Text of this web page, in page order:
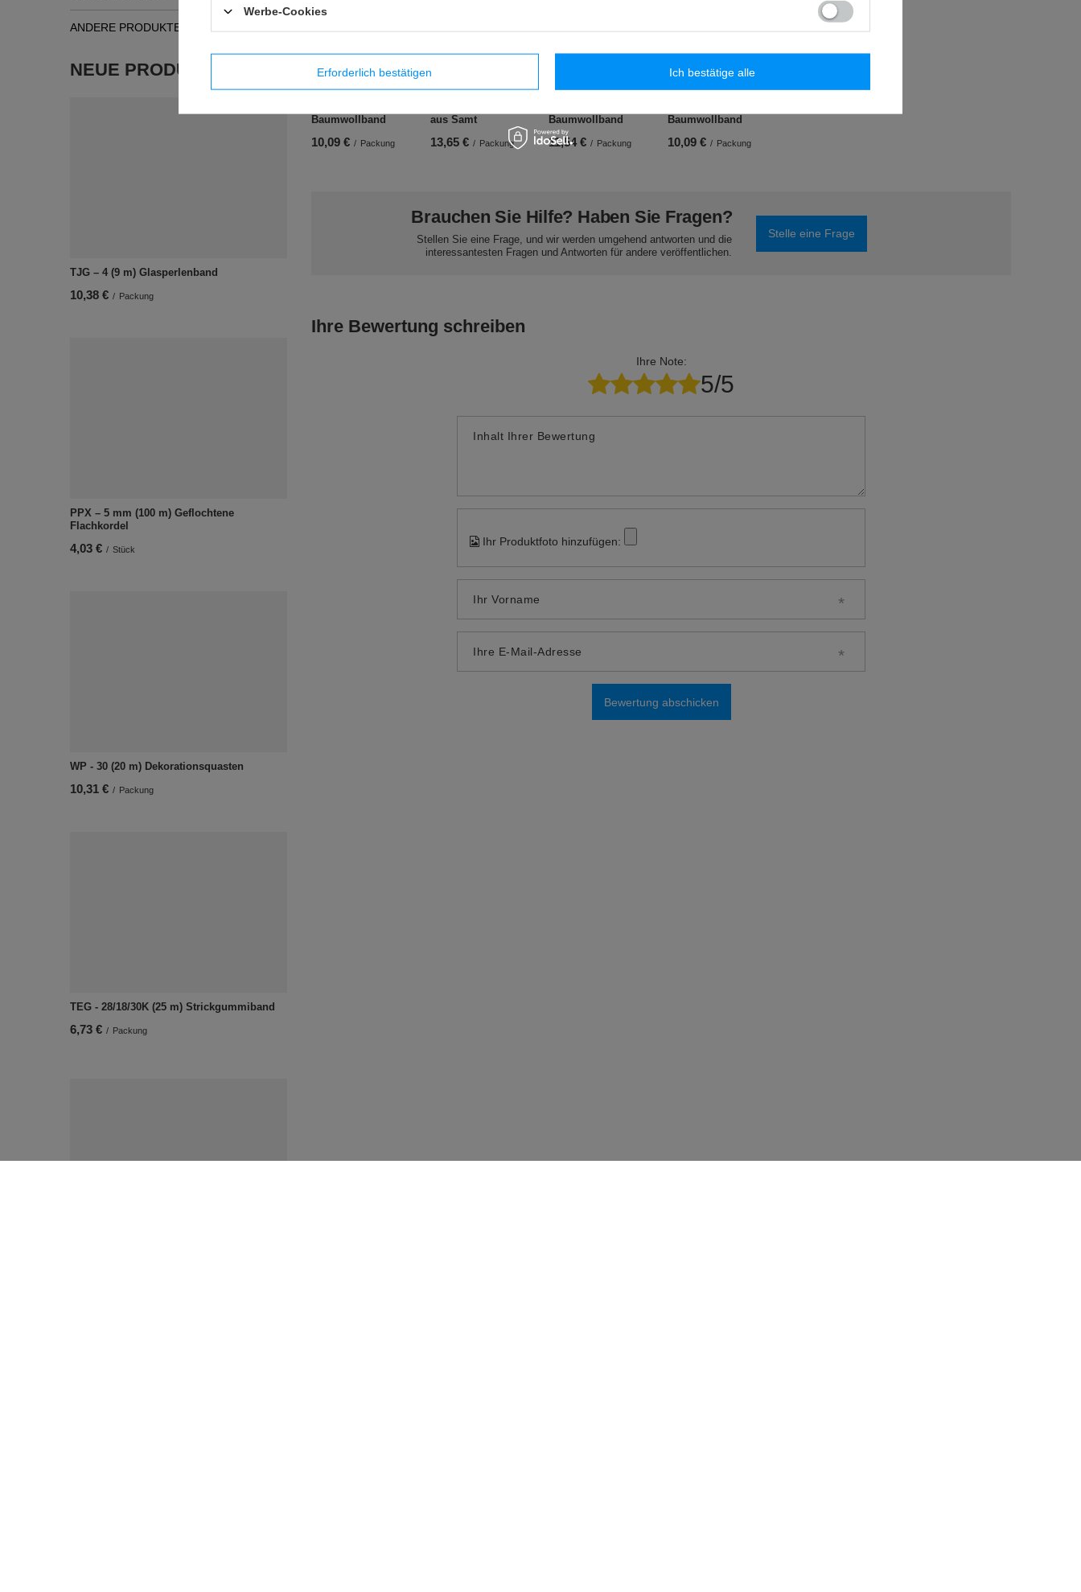
ANDERE PRODUKTE
NEUE PRODUKTE
TJG – 4 (9 m) Glasperlenband
10,38 € / Packung
PPX – 5 mm (100 m) Geflochtene
Flachkordel
4,03 € / Stück
WP - 30 (20 m) Dekorationsquasten
10,31 € / Packung
TEG - 28/18/30K (25 m) Strickgummiband
6,73 € / Packung
Baumwollband
10,09 € / Packung
aus Samt
13,65 € / Packung
Baumwollband
11,54 € / Packung
Baumwollband
10,09 € / Packung
Brauchen Sie Hilfe? Haben Sie Fragen?
Stellen Sie eine Frage, und wir werden umgehend antworten und die
interessantesten Fragen und Antworten für andere veröffentlichen.
Stelle eine Frage
Ihre Bewertung schreiben
Ihre Note:
5/5
Inhalt Ihrer Bewertung
Ihr Produktfoto hinzufügen:
Ihr Vorname
Ihre E-Mail-Adresse
Bewertung abschicken
Werbe-Cookies
Erforderlich bestätigen Ich bestätige alle